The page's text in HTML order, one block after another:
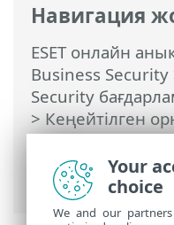
Навигация
ESET онлайн
Business Security
Security
> Кеңейтілген
Желіге
қосылу
профильдерін
Your
choice
We and our